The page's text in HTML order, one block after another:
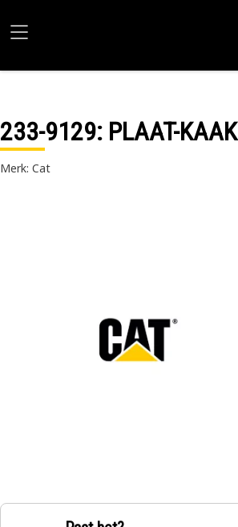
233-9129: PLAAT-KAAK
Merk: Cat